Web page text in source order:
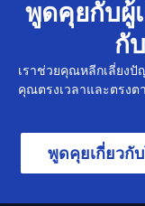
พูดคุยกับผู้
กั
เราช่วยคุณหลีกเลี่ยง
คุณตรงเวลาและตรง
พูดคุยเกี่ยวกั